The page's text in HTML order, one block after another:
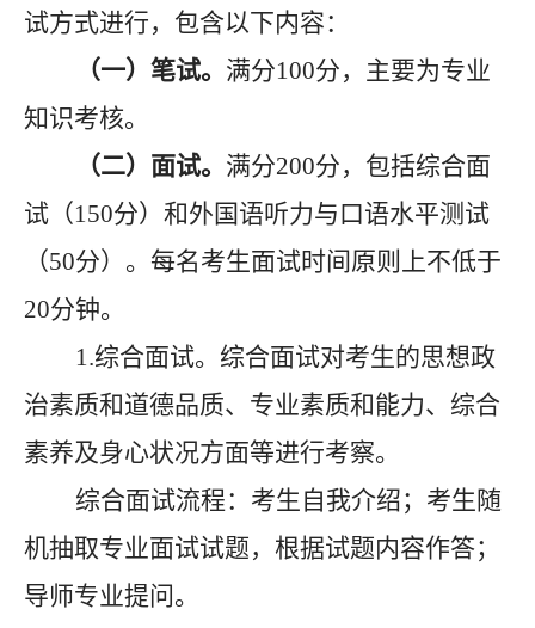
试方式进行，包含以下内容：
（一）笔试。 满分100分，主要为专业
知识考核。
（二）面试。 满分200分，包括综合面
试（150分）和外国语听力与口语水平测试
（50分）。每名考生面试时间原则上不低于
20分钟。
1.综合面试。综合面试对考生的思想政
治素质和道德品质、专业素质和能力、综合
素养及身心状况方面等进行考察。
综合面试流程：考生自我介绍；考生随
机抽取专业面试试题，根据试题内容作答；
导师专业提问。